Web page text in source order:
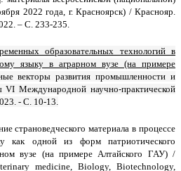
2022 года, г. Красноярск) / Краснояр.
– С. 233-235.
образовательных технологий в
языку в аграрном вузе (на примере
векторы развития промышленности и
VI Международной научно-практической
- С. 10-13.
страноведческого материала в процессе
как одной из форм патриотического
вузе (на примере Алтайского ГАУ) /
medicine, Biology, Biotechnology,